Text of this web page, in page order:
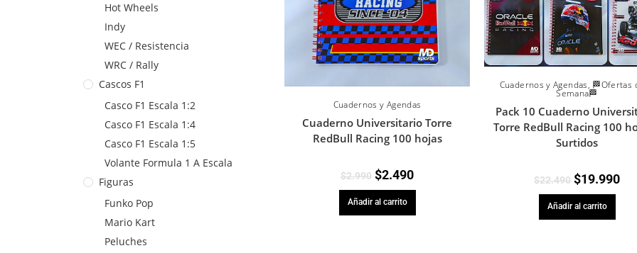
Hot Wheels
Indy
WEC / Resistencia
WRC / Rally
Cascos F1
Casco F1 Escala 1:2
Casco F1 Escala 1:4
Casco F1 Escala 1:5
Volante Formula 1 A Escala
Figuras
Funko Pop
Mario Kart
Peluches
Cuadernos y Agendas
Cuaderno Universitario Torre
RedBull Racing 100 hojas
$2.990 $2.490
Añadir al carrito
Cuadernos y Agendas, 🏁Ofertas
Semana🏁
Pack 10 Cuaderno
Torre RedBull Racing 100
Surtidos
$22.490 $19.990
Añadir al carrito